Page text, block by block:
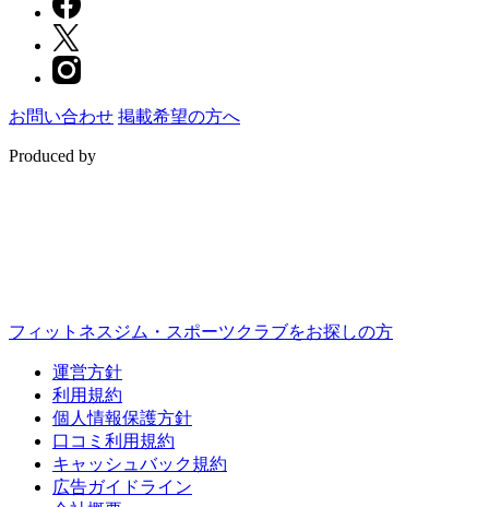
お問い合わせ 掲載希望の方へ
Produced by
フィットネスジム・スポーツクラブをお探しの方
運営方針
利用規約
個人情報保護方針
口コミ利用規約
キャッシュバック規約
広告ガイドライン